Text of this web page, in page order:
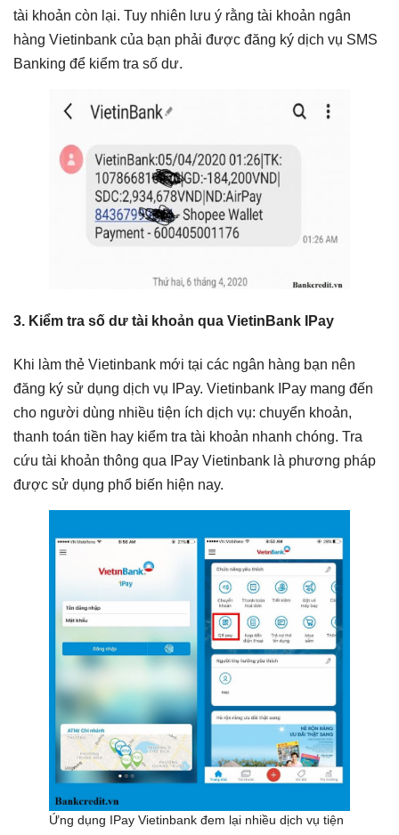
tài khoản còn lại. Tuy nhiên lưu ý rằng tài khoản ngân
hàng Vietinbank của bạn phải được đăng ký dịch vụ SMS
Banking để kiểm tra số dư.
3. Kiểm tra số dư tài khoản qua VietinBank IPay
Khi làm thẻ Vietinbank mới tại các ngân hàng bạn nên
đăng ký sử dụng dịch vụ IPay. Vietinbank IPay mang đến
cho người dùng nhiều tiện ích dịch vụ: chuyển khoản,
thanh toán tiền hay kiểm tra tài khoản nhanh chóng. Tra
cứu tài khoản thông qua IPay Vietinbank là phương pháp
được sử dụng phổ biến hiện nay.
Ứng dụng IPay Vietinbank đem lại nhiều dịch vụ tiện